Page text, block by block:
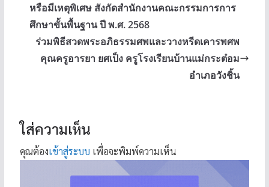
หรือมีเหตุพิเศษ สังกัดสำนักงานคณะกรรมการการ
ศึกษาขั้นพื้นฐาน ปี พ.ศ. 2568
ร่วมพิธีสวดพระอภิธรรมศพและวางหรีดเคารพศพ
คุณครูอารยา ยศเป็ง ครูโรงเรียนบ้านแม่กระต๋อม
อำเภอวังชิ้น
ใส่ความเห็น
คุณต้องเข้าสู่ระบบ เพื่อจะพิมพ์ความเห็น